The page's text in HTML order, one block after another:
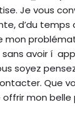
Je vous
d’du
mon
avoir í
soyez
Que
mon